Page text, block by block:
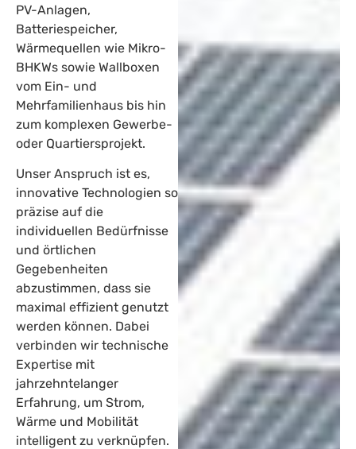
PV-Anlagen,
Batteriespeicher,
Wärmequellen wie Mikro-
BHKWs sowie Wallboxen
vom Ein- und
Mehrfamilienhaus bis hin
zum komplexen Gewerbe-
oder Quartiersprojekt.
Unser Anspruch ist es,
innovative Technologien so
präzise auf die
individuellen Bedürfnisse
und örtlichen
Gegebenheiten
abzustimmen, dass sie
maximal effizient genutzt
werden können. Dabei
verbinden wir technische
Expertise mit
jahrzehntelanger
Erfahrung, um Strom,
Wärme und Mobilität
intelligent zu verknüpfen.